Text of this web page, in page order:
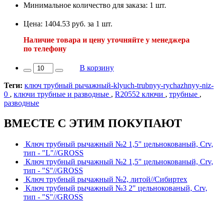
Минимальное количество для заказа: 1 шт.
Цена: 1404.53 руб. за 1 шт.
Наличие товара и цену уточняйте у менеджера
по телефону
В корзину
Теги: ключ трубный рычажный-klyuch-trubnyy-rychazhnyy-niz-
0 , ключи трубные и разводные , R20552 ключи , трубные ,
разводные
ВМЕСТЕ С ЭТИМ ПОКУПАЮТ
Ключ трубный рычажный №2 1,5" цельнокованый, Crv,
тип - "L"//GROSS
Ключ трубный рычажный №2 1,5" цельнокованый, Crv,
тип - "S"//GROSS
Ключ трубный рычажный №2, литой//Сибиртех
Ключ трубный рычажный №3 2" цельнокованый, Crv,
тип - "S"//GROSS